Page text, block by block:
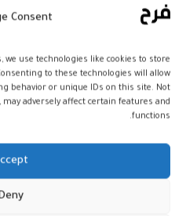
Consent
we use technologies like cookies to store
to these technologies will allow
behavior or unique IDs on this site. Not
adversely affect certain features and
functions.
إعادة تشكيل